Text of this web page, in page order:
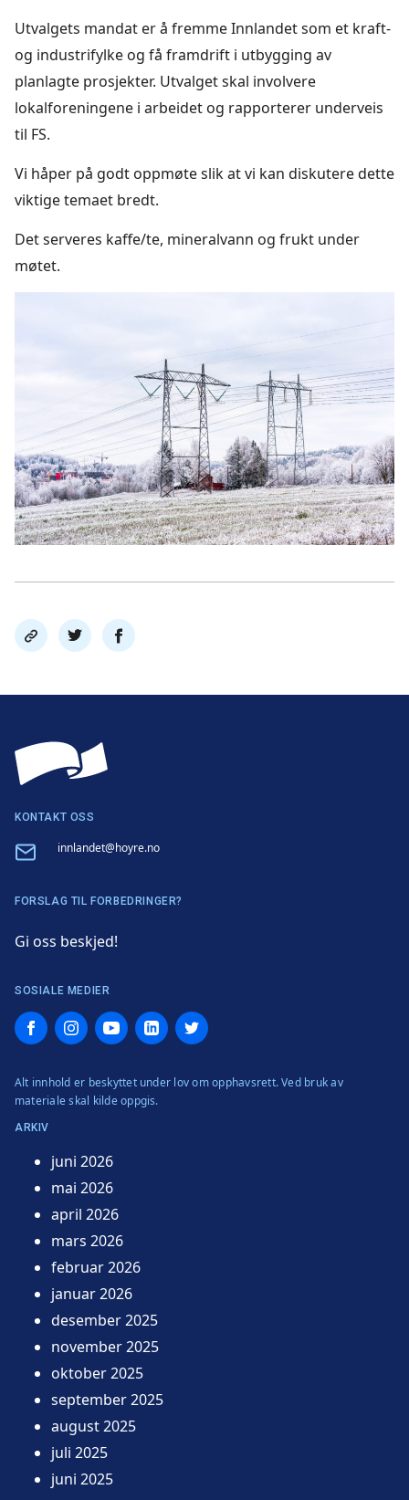
Utvalgets mandat er å fremme Innlandet som et kraft-
og industrifylke og få framdrift i utbygging av
planlagte prosjekter. Utvalget skal involvere
lokalforeningene i arbeidet og rapporterer underveis
til FS.
Vi håper på godt oppmøte slik at vi kan diskutere dette
viktige temaet bredt.
Det serveres kaffe/te, mineralvann og frukt under
møtet.
Del
link
Del
på
Del
på
KONTAKT OSS
Email innlandet@hoyre.no
FORSLAG TIL FORBEDRINGER?
Gi oss beskjed!
SOSIALE MEDIER
FacebookInstagramYouTubeLinkedInTwitter
Alt innhold er beskyttet under lov om opphavsrett. Ved bruk av
materiale skal kilde oppgis.
ARKIV
juni 2026
mai 2026
april 2026
mars 2026
februar 2026
januar 2026
desember 2025
november 2025
oktober 2025
september 2025
august 2025
juli 2025
juni 2025